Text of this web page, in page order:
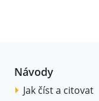
Návody
Jak číst a citovat